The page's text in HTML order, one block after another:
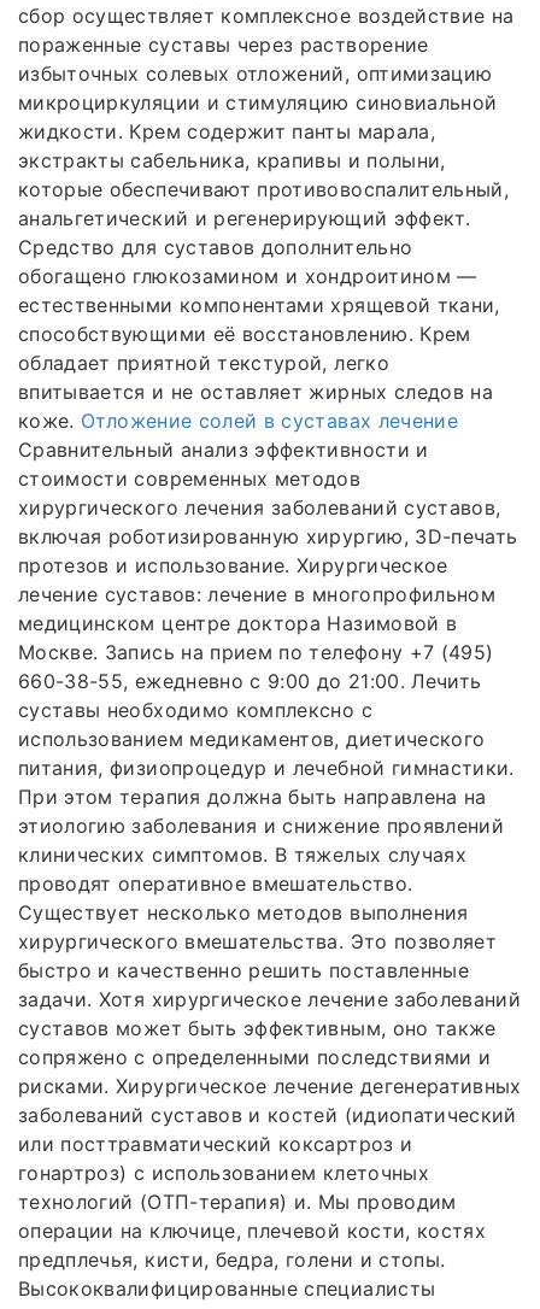
сбор осуществляет комплексное воздействие на
пораженные суставы через растворение
избыточных солевых отложений, оптимизацию
микроциркуляции и стимуляцию синовиальной
жидкости. Крем содержит панты марала,
экстракты сабельника, крапивы и полыни,
которые обеспечивают противовоспалительный,
анальгетический и регенерирующий эффект.
Средство для суставов дополнительно
обогащено глюкозамином и хондроитином —
естественными компонентами хрящевой ткани,
способствующими её восстановлению. Крем
обладает приятной текстурой, легко
впитывается и не оставляет жирных следов на
коже. Отложение солей в суставах лечение
Сравнительный анализ эффективности и
стоимости современных методов
хирургического лечения заболеваний суставов,
включая роботизированную хирургию, 3D-печать
протезов и использование. Хирургическое
лечение суставов: лечение в многопрофильном
медицинском центре доктора Назимовой в
Москве. Запись на прием по телефону +7 (495)
660-38-55, ежедневно с 9:00 до 21:00. Лечить
суставы необходимо комплексно с
использованием медикаментов, диетического
питания, физиопроцедур и лечебной гимнастики.
При этом терапия должна быть направлена на
этиологию заболевания и снижение проявлений
клинических симптомов. В тяжелых случаях
проводят оперативное вмешательство.
Существует несколько методов выполнения
хирургического вмешательства. Это позволяет
быстро и качественно решить поставленные
задачи. Хотя хирургическое лечение заболеваний
суставов может быть эффективным, оно также
сопряжено с определенными последствиями и
рисками. Хирургическое лечение дегенеративных
заболеваний суставов и костей (идиопатический
или посттравматический коксартроз и
гонартроз) с использованием клеточных
технологий (ОТП-терапия) и. Мы проводим
операции на ключице, плечевой кости, костях
предплечья, кисти, бедра, голени и стопы.
Высококвалифицированные специалисты